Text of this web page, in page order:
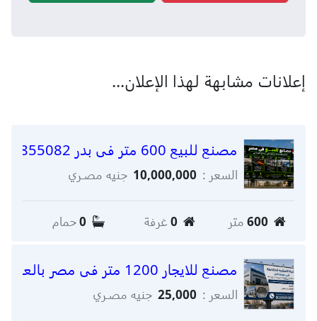
إعلانات مشابهة لهذا الإعلان...
مصنع للبيع 600 متر فى بدر 00201093855082
السعر : 10,000,000 جنيه مصـري
600 متر 0 غرفة 0حمام
مصنع للايجار 1200 متر فى مصر بالعاشر 0020109385508
السعر : 25,000 جنيه مصـري